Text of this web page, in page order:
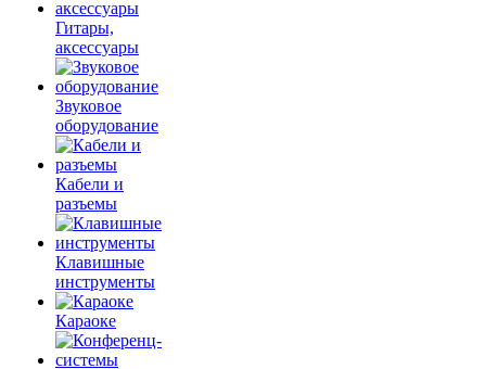
Гитары,
аксессуары
Звуковое
оборудование
Кабели и
разъемы
Клавишные
инструменты
Караоке